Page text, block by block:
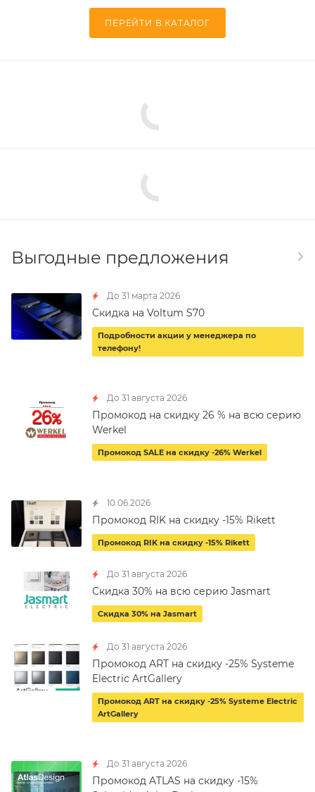
ПЕРЕЙТИ В КАТАЛОГ
Выгодные предложения
До 31 марта 2026
Скидка на Voltum S70
Подробности акции у менеджера по
телефону!
До 31 августа 2026
Промокод на скидку 26 % на всю серию
Werkel
Промокод SALE на скидку -26% Werkel
10.06.2026
Промокод RIK на скидку -15% Rikett
Промокод RIK на скидку -15% Rikett
До 31 августа 2026
Скидка 30% на всю серию Jasmart
Скидка 30% на Jasmart
До 31 августа 2026
Промокод ART на скидку -25% Systeme
Electric ArtGallery
Промокод ART на скидку -25% Systeme Electric
ArtGallery
До 31 августа 2026
Промокод ATLAS на скидку -15%